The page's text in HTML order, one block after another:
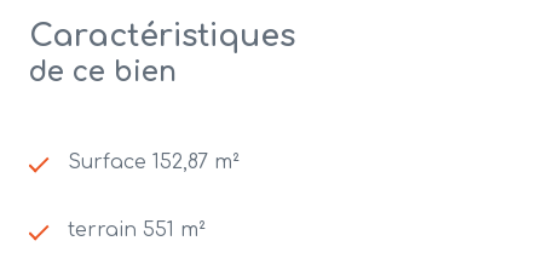
Caractéristiques
de ce bien
Surface 152,87 m²
terrain 551 m²